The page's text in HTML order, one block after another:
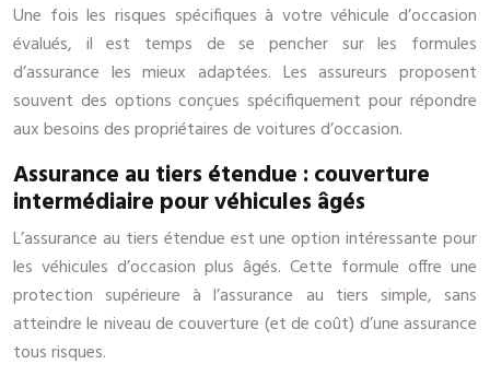
Une fois les risques spécifiques à votre véhicule d’occasion
évalués, il est temps de se pencher sur les formules
d’assurance les mieux adaptées. Les assureurs proposent
souvent des options conçues spécifiquement pour répondre
aux besoins des propriétaires de voitures d’occasion.
Assurance au tiers étendue : couverture
intermédiaire pour véhicules âgés
L’assurance au tiers étendue est une option intéressante pour
les véhicules d’occasion plus âgés. Cette formule offre une
protection supérieure à l’assurance au tiers simple, sans
atteindre le niveau de couverture (et de coût) d’une assurance
tous risques.